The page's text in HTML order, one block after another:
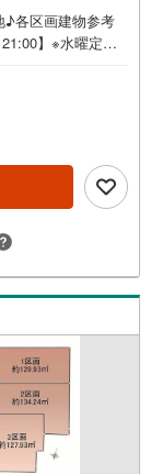
♪各区画建物参考
】※水曜定休
場合は「室内・
望の日時をご記
です。◎現地の
ご案内が可能 ※定
詳細を丁寧にご説
、ご指定の場所
けでなく住宅ロ
の限定物件を発表
件が多数ござい
い！※限定物件:
みご紹介可能な
物件